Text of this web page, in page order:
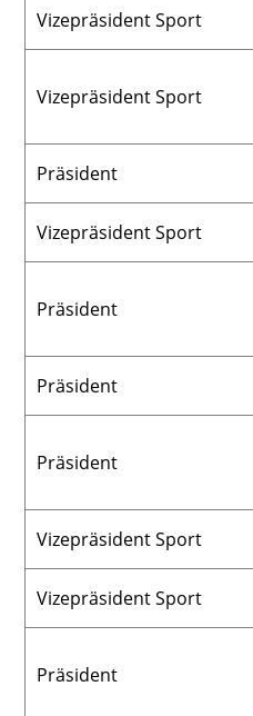
Vizepräsident Sport
Vizepräsident Sport
Präsident
Vizepräsident Sport
Präsident
Präsident
Präsident
Vizepräsident Sport
Vizepräsident Sport
Präsident